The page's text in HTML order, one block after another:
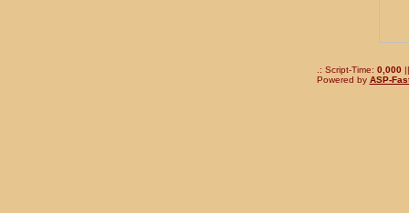
.: Script-Time: 0,000||
Powered by ASP-